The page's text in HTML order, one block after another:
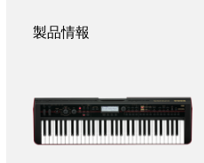
製品情報